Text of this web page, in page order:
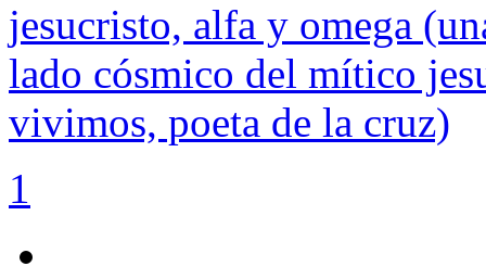
jesucristo, alfa y omega
lado cósmico del mítico
vivimos, poeta de la cruz)
1